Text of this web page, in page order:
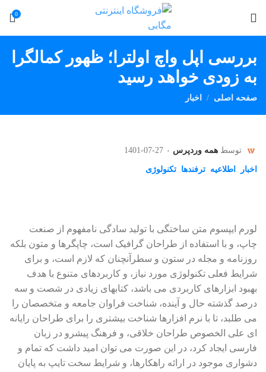
0
بررسی اپل واچ اولترا؛ ظهور کمالگرا
به زودی خواهد رسید
صفحه اصلی اخبار
توسط همه وردپرس 1401-07-27
اخبار اطلاعیه ترفندها تکنولوژی
لورم ایپسوم متن ساختگی با تولید سادگی نامفهوم از صنعت
چاپ، و با استفاده از طراحان گرافیک است، چاپگرها و متون بلکه
روزنامه و مجله در ستون و سطرآنچنان که لازم است، و برای
شرایط فعلی تکنولوژی مورد نیاز، و کاربردهای متنوع با هدف
بهبود ابزارهای کاربردی می باشد، کتابهای زیادی در شصت و سه
درصد گذشته حال و آینده، شناخت فراوان جامعه و متخصصان را
می طلبد، تا با نرم افزارها شناخت بیشتری را برای طراحان رایانه
ای علی الخصوص طراحان خلاقی، و فرهنگ پیشرو در زبان
فارسی ایجاد کرد، در این صورت می توان امید داشت که تمام و
دشواری موجود در ارائه راهکارها، و شرایط سخت تایپ به پایان